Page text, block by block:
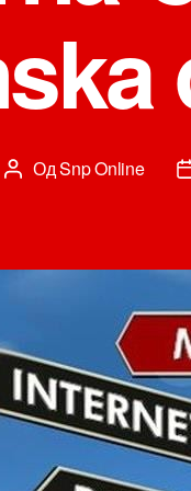
Аутор
ОдSnp Online